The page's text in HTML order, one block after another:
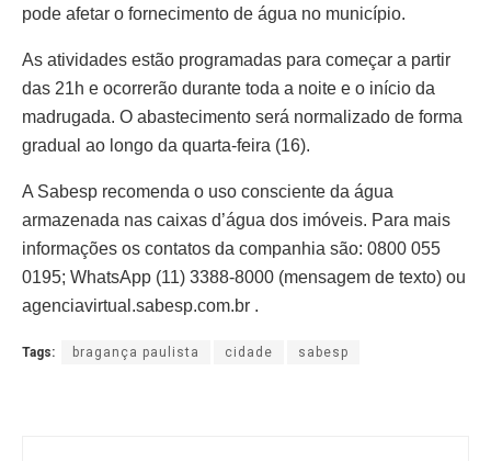
pode afetar o fornecimento de água no município.
As atividades estão programadas para começar a partir
das 21h e ocorrerão durante toda a noite e o início da
madrugada. O abastecimento será normalizado de forma
gradual ao longo da quarta-feira (16).
A Sabesp recomenda o uso consciente da água
armazenada nas caixas d’água dos imóveis. Para mais
informações os contatos da companhia são: 0800 055
0195; WhatsApp (11) 3388-8000 (mensagem de texto) ou
agenciavirtual.sabesp.com.br .
Tags: bragança paulista cidade sabesp